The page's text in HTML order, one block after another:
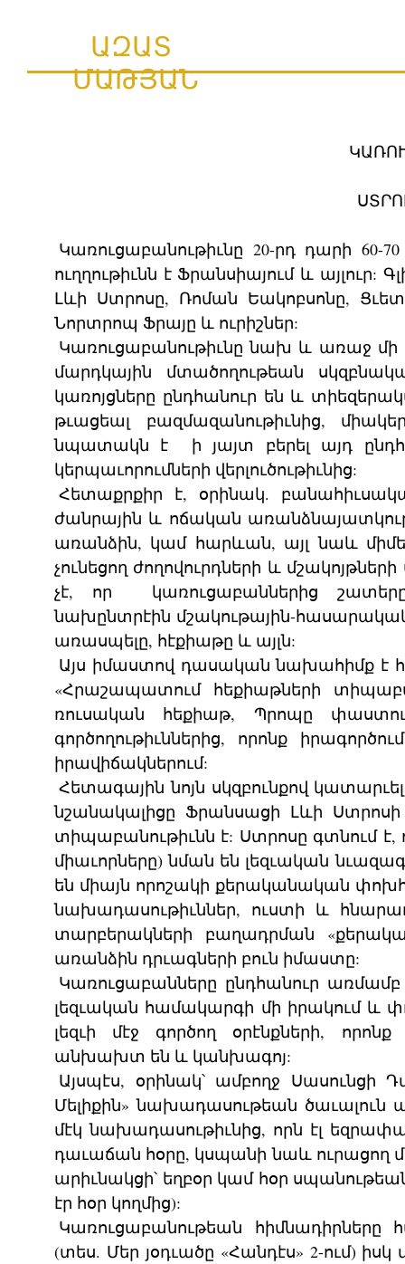
ԱԶԱՏ
ՄԱԹՅԱՆ
Կառուցաբանութիւնը 20-րդ դարի
ուղղութիւնն է Ֆրանսիայում և այլուր:
Լևի Ստրոսը, Ռոման Եակոբսոնը,
Նորտրոպ Ֆրայը և ուրիշներ:
Կառուցաբանութիւնը նախ և առաջ մի
մարդկային մտածողութեան
կառոյցները ընդհանուր են և
թւացեալ բազմազանութիւնից,
նպատակն է ի յայտ բերել այդ
կերպաւորումների վերլուծութիւնից:
Հետաքրքիր է, օրինակ.
ժանրային և ոճական
առանձին, կամ հարևան, այլ նաև
չունեցող ժողովուրդների և
չէ, որ կառուցաբաններից
նախընտրէին մշակութային-
առասպելը, հէքիաթը և այլն:
Այս իմաստով դասական նախահիմք է
«Հրաշապատում հեքիաթների
ռուսական հեքիաթ, Պրոպը
գործողութիւններից, որոնք
իրավիճակներում:
Հետագային նոյն սկզբունքով
նշանակալիցը Ֆրանսացի Լևի
տիպաբանութիւնն է: Ստրոսը գտնում
միաւորները) նման են լեզւական
են միայն որոշակի քերականական
նախադասութիւններ, ուստի և
տարբերակների բաղադրման
առանձին դրւագների բուն իմաստը:
Կառուցաբանները ընդհանուր առմամբ
լեզւական համակարգի մի իրակում և
լեզւի մէջ գործող օրէնքների,
անխախտ են և կանխագոյ:
Այսպէս, օրինակ՝ ամբողջ Սասունցի
Մելիքին» նախադասութեան ծաւալուն
մէկ նախադասութիւնից, որն էլ
դաւաճան հօրը, կսպանի նաև ուրացող
արիւնակցի՝ եղբօր կամ հօր
էր հօր կողմից):
Կառուցաբանութեան հիմնադիրները
(տես. Մեր յօդւածը «Հանդէս» 2-ում)